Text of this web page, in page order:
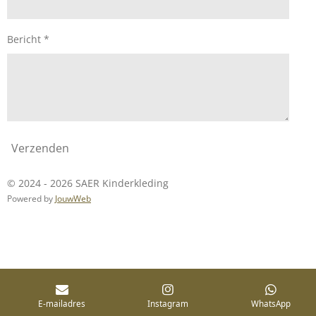
Bericht *
Verzenden
© 2024 - 2026 SAER Kinderkleding
Powered by JouwWeb
E-mailadres Instagram WhatsApp